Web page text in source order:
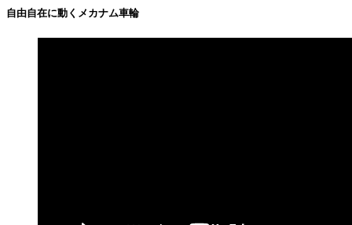
自由自在に動くメカナム車輪